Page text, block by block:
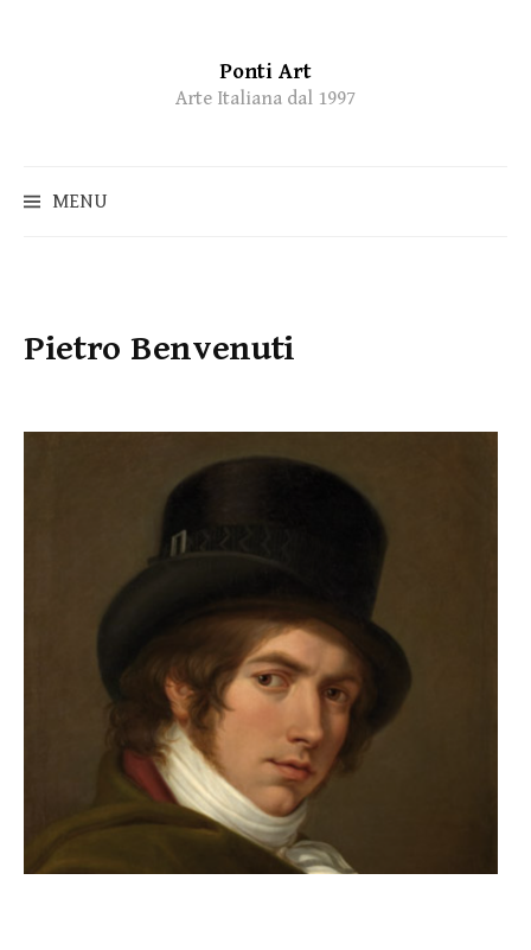
Ponti Art
Arte Italiana dal 1997
MENU
Pietro Benvenuti